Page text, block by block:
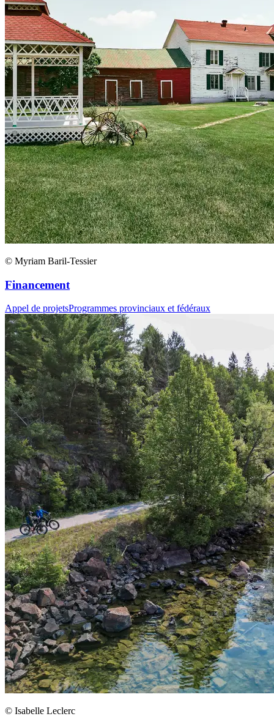
© Myriam Baril-Tessier
Financement
Appel de projetsProgrammes provinciaux et fédéraux
© Isabelle Leclerc